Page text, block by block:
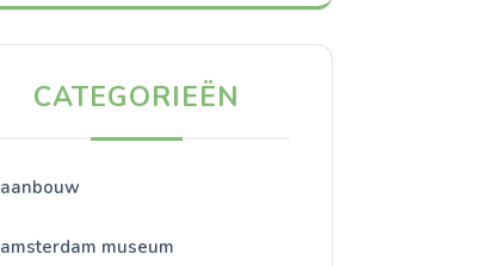
CATEGORIEËN
aanbouw
amsterdam museum